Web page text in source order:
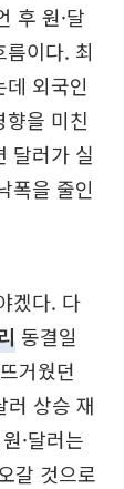
후 원·달
이다. 최
외국인
을 미친
달러가 실
폭을 줄인
겠다. 다
동결일
거웠던
러 상승 재
·달러는
갈 것으로